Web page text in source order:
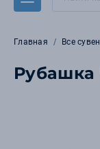
Главная Все
Рубашка